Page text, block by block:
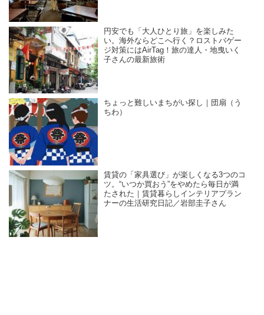
円安でも「大人ひとり旅」を楽しみた
い。海外ならどこへ行く？ロストバゲー
ジ対策にはAirTag！旅の達人・地曳いく
子さんの最新旅術
ちょっと難しいまちがい探し｜団扇（う
ちわ）
賃貸の「家具選び」が楽しくなる3つのコ
ツ。“いつか買おう”をやめたら毎日が満
たされた｜賃貸暮らしインテリアプラン
ナーの生活研究日記／岩部圭子さん